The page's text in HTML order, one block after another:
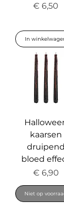
Prijs
€ 6,50
In
kaarsen
druipend
bloed
Prijs
€ 6,90
Niet op